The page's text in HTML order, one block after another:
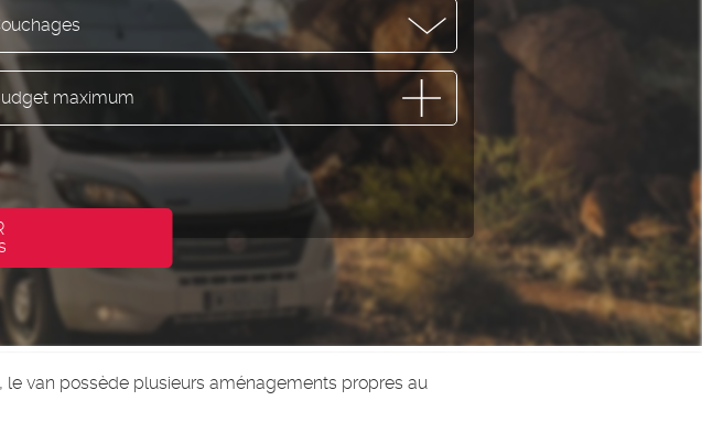
maximum
van possède plusieurs aménagements propres au